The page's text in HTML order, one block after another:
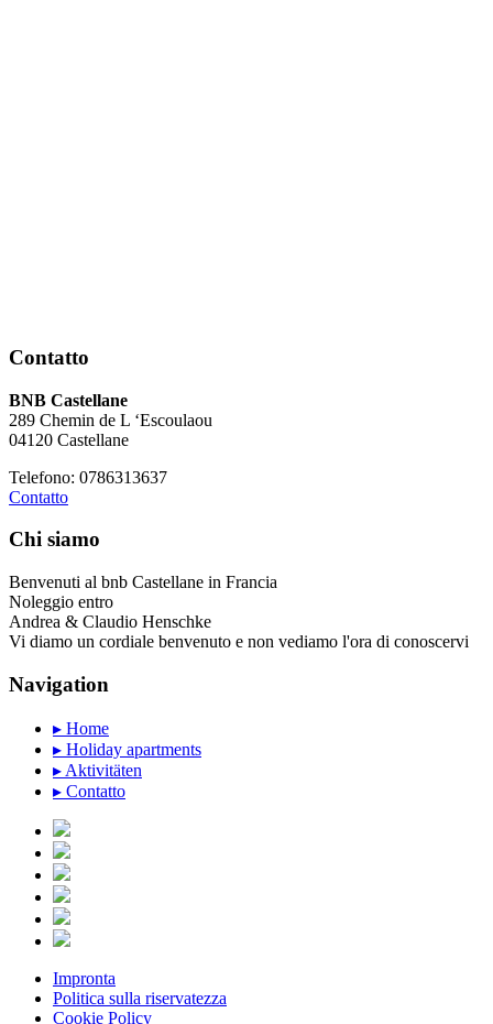
Contatto
BNB Castellane
289 Chemin de L ‘Escoulaou
04120 Castellane
Telefono: 0786313637
Contatto
Chi siamo
Benvenuti al bnb Castellane in Francia
Noleggio entro
Andrea & Claudio Henschke
Vi diamo un cordiale benvenuto e non vediamo l'ora di conoscervi
Navigation
▸ Home
▸ Holiday apartments
▸ Aktivitäten
▸ Contatto
Impronta
Politica sulla riservatezza
Cookie Policy